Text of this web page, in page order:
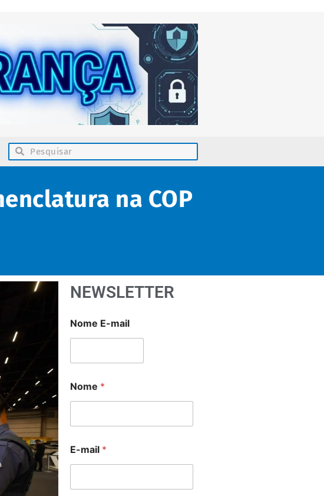
na COP
NEWSLETTER
Nome E-mail
Nome *
E-mail *